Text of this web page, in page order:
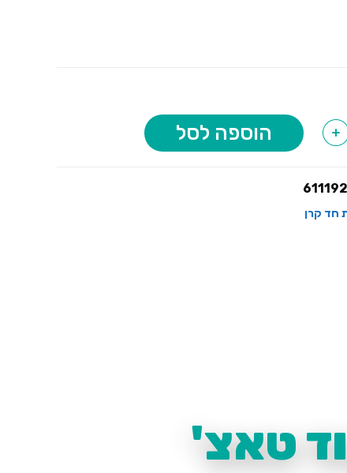
+ הוספה לסל
חד קרן
טאצ'